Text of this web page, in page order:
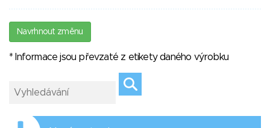
Navrhnout změnu
* Informace jsou převzaté z etikety daného výrobku